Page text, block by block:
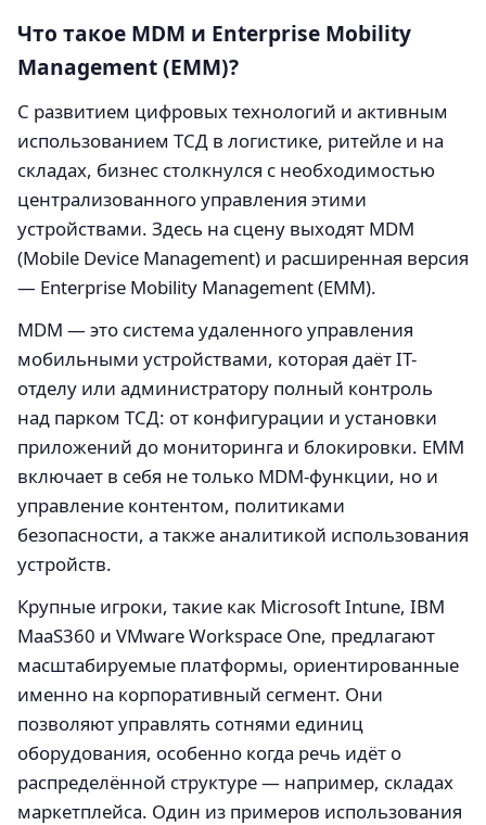
Что такое MDM и Enterprise Mobility
Management (EMM)?
С развитием цифровых технологий и активным
использованием ТСД в логистике, ритейле и на
складах, бизнес столкнулся с необходимостью
централизованного управления этими
устройствами. Здесь на сцену выходят MDM
(Mobile Device Management) и расширенная версия
— Enterprise Mobility Management (EMM).
MDM — это система удаленного управления
мобильными устройствами, которая даёт IT-
отделу или администратору полный контроль
над парком ТСД: от конфигурации и установки
приложений до мониторинга и блокировки. EMM
включает в себя не только MDM-функции, но и
управление контентом, политиками
безопасности, а также аналитикой использования
устройств.
Крупные игроки, такие как Microsoft Intune, IBM
MaaS360 и VMware Workspace One, предлагают
масштабируемые платформы, ориентированные
именно на корпоративный сегмент. Они
позволяют управлять сотнями единиц
оборудования, особенно когда речь идёт о
распределённой структуре — например, складах
маркетплейса. Один из примеров использования